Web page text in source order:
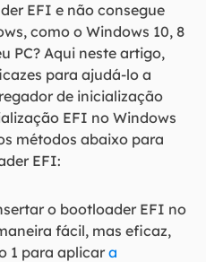
EFI e não consegue
como o Windows 10, 8
PC? Aqui neste artigo,
para ajudá-lo a
de inicialização
EFI no Windows
métodos abaixo para
EFI:
o bootloader EFI no
fácil, mas eficaz,
1 para aplicar a